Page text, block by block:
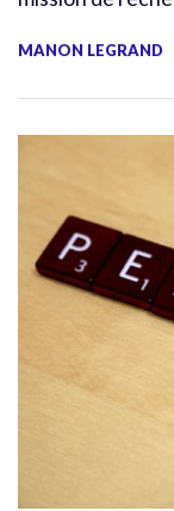
MANON LEGRAND